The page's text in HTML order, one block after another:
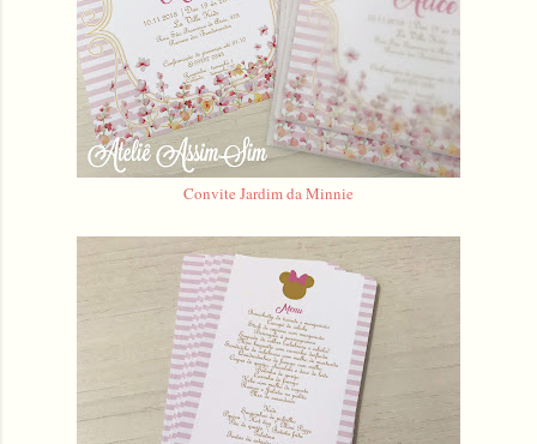
Convite Jardim da Minnie